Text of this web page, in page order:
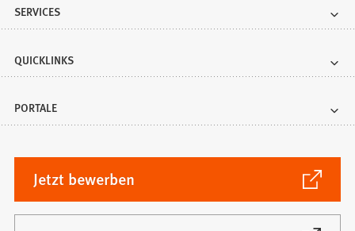
SERVICES
QUICKLINKS
PORTALE
Jetzt bewerben
(Öffnet
in
einem